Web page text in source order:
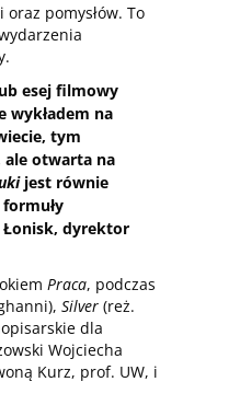
pomysłów. To
esej filmowy
wykładem na
tym
ale otwarta na
jest równie
Łonisk, dyrektor
Praca, podczas
Silver (reż.
dla
Wojciecha
Kurz, prof. UW, i